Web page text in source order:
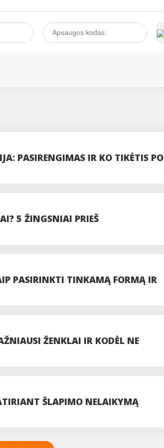
PASIRENGIMAS IR KO TIKĖTIS PO
5 ŽINGSNIAI PRIEŠ
PASIRINKTI TINKAMĄ FORMĄ IR
ŽENKLAI IR KODĖL NE
ŠLAPIMO NELAIKYMĄ